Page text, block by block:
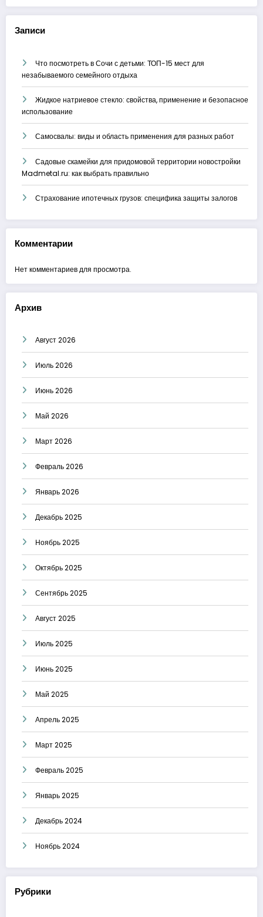
Записи
Что посмотреть в Сочи с детьми: ТОП-15 мест для
незабываемого семейного отдыха
Жидкое натриевое стекло: свойства, применение и безопасное
использование
Самосвалы: виды и область применения для разных работ
Садовые скамейки для придомовой территории новостройки
Madmetal.ru: как выбрать правильно
Страхование ипотечных грузов: специфика защиты залогов
Комментарии
Нет комментариев для просмотра.
Архив
Август 2026
Июль 2026
Июнь 2026
Май 2026
Март 2026
Февраль 2026
Январь 2026
Декабрь 2025
Ноябрь 2025
Октябрь 2025
Сентябрь 2025
Август 2025
Июль 2025
Июнь 2025
Май 2025
Апрель 2025
Март 2025
Февраль 2025
Январь 2025
Декабрь 2024
Ноябрь 2024
Рубрики